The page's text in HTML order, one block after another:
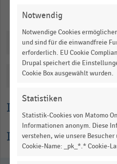
Lesehilfe
Informationen zur
Range:
-0.10186
1.08086.
View
Merken
Notwendig
Notwendige Cookies
und sind für die einwandfreie
erforderlich. EU Cookie
Drupal speichert die
Cookie Box ausgewählt wurden.
Statistiken
Statistik-Cookies von Matomo
Informationen anonym. Diese
verstehen, wie unsere
Cookie-Name: _pk_*.* Cookie-